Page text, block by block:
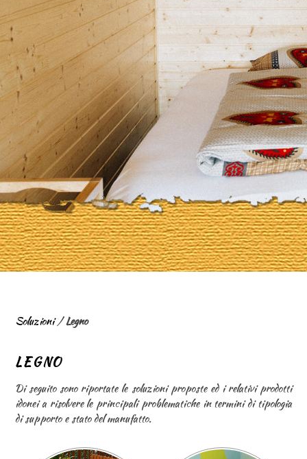
Soluzioni/Legno
LEGNO
Di seguito sono riportate le soluzioni proposte ed i relativi prodotti
idonei a risolvere le principali problematiche in termini di tipologia
di supporto e stato del manufatto.